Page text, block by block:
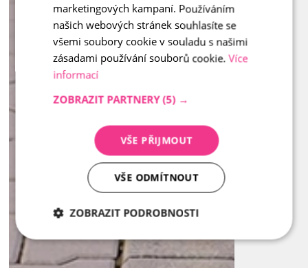
marketingových kampaní. Používáním
našich webových stránek souhlasíte se
všemi soubory cookie v souladu s našimi
zásadami používání souborů cookie. Více
informací
ZOBRAZIT PARTNERY (5) →
VŠE PŘIJMOUT
VŠE ODMÍTNOUT
ZOBRAZIT PODROBNOSTI
Nezbytně
nutné
soubory
Analytika Marketing